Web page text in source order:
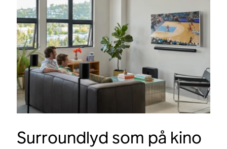
Surroundlyd som på kino